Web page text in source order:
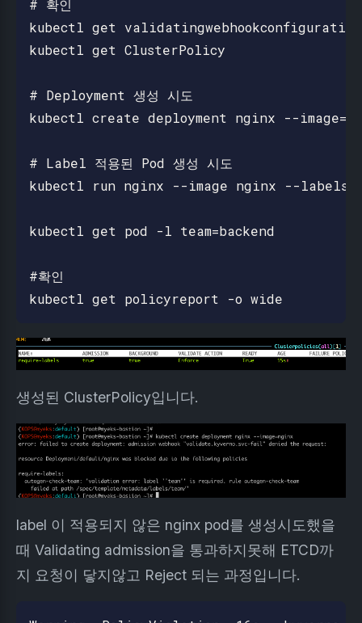
# 확인
kubectl get
kubectl get ClusterPolicy
# Deployment 생성 시도
kubectl create deployment nginx --
# Label 적용된 Pod 생성 시도
kubectl run nginx --image nginx --labels
kubectl get pod -l team=backend
#확인
생성된 ClusterPolicy입니다.
label 이 적용되지 않은 nginx pod를 생성시도했을
때 Validating admission을 통과하지못해 ETCD까
지 요청이 닿지않고 Reject 되는 과정입니다.